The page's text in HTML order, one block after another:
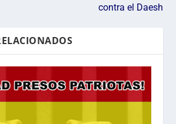
contra el Daesh